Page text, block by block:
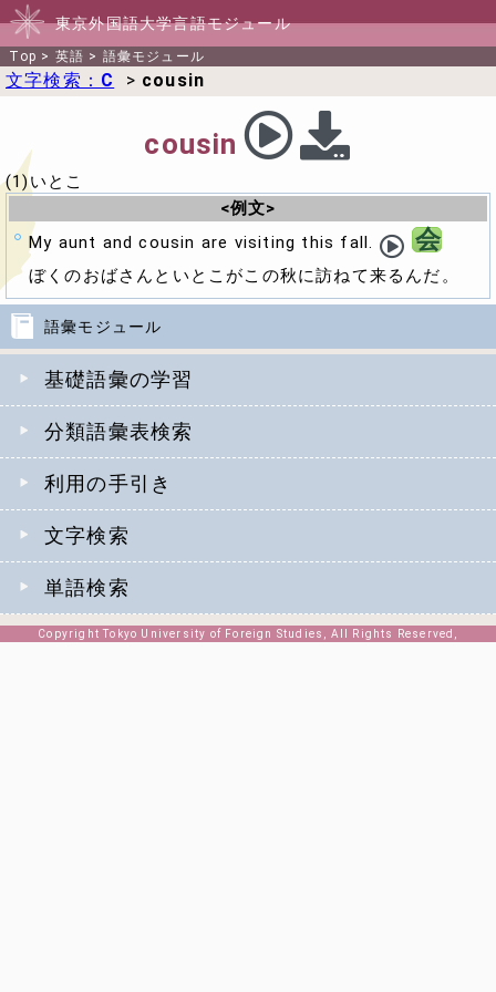
東京外国語大学言語モジュール
Top > 英語 > 語彙モジュール
語彙モジュール
基礎語彙の学習
分類語彙表検索
利用の手引き
文字検索
単語検索
文字検索： C > cousin
cousin
(1)いとこ
<例文>
My aunt and cousin are visiting this fall.
会
ぼくのおばさんといとこがこの秋に訪ねて来るんだ。
Copyright Tokyo University of Foreign Studies, All Rights Reserved,